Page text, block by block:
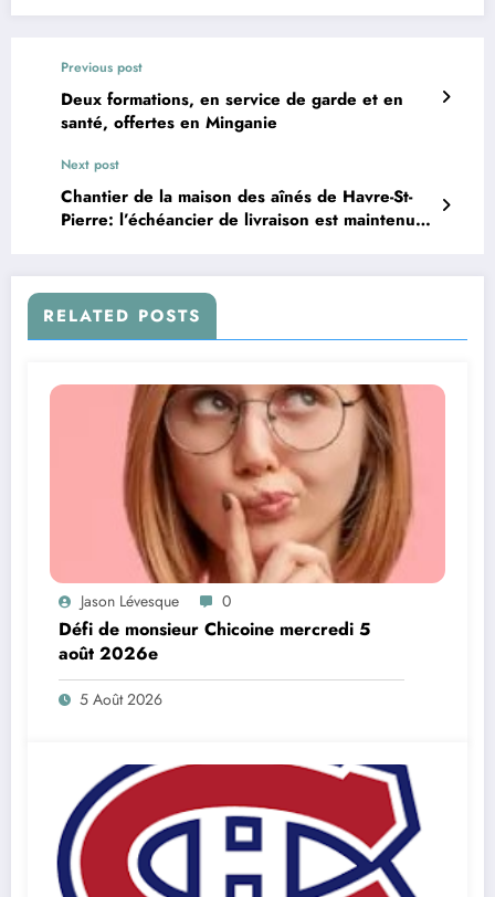
Previous post
Deux formations, en service de garde et en
santé, offertes en Minganie
Next post
Chantier de la maison des aînés de Havre-St-
Pierre: l’échéancier de livraison est maintenu
RELATED POSTS
Jason Lévesque 0
Défi de monsieur Chicoine mercredi 5
août 2026e
5 Août 2026